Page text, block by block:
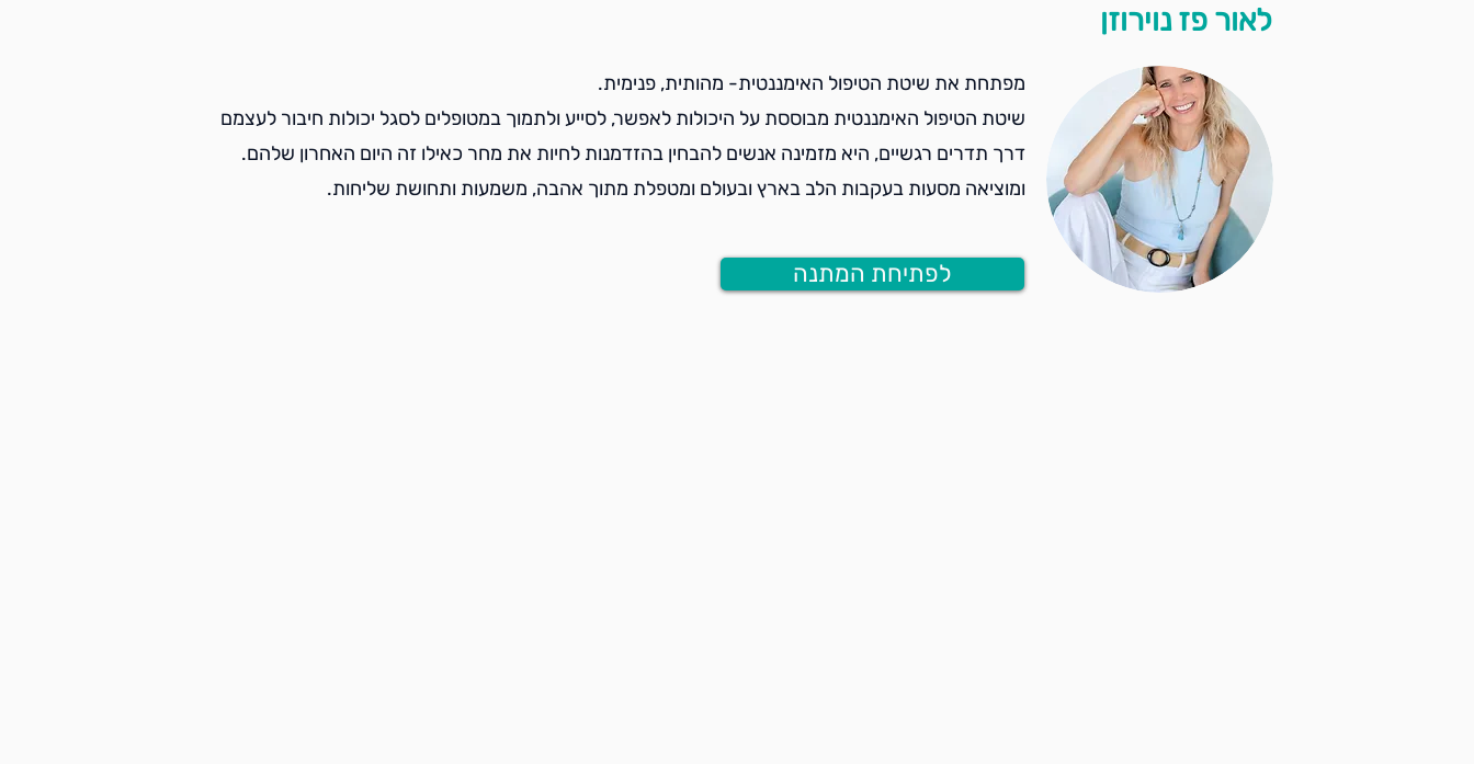
לאור פז נוירוזן
מפתחת את שיטת הטיפול האימננטית- מהותית, פנימית.
שיטת הטיפול האימננטית מבוססת על היכולות לאפשר, לסייע ולתמוך במטופלים לסגל יכולות חיבור לעצמם
דרך תדרים רגשיים, היא מזמינה אנשים להבחין בהזדמנות לחיות את מחר כאילו זה היום האחרון שלהם.
ומוציאה מסעות בעקבות הלב בארץ ובעולם ומטפלת מתוך אהבה, משמעות ותחושת שליחות.
לפתיחת המתנה